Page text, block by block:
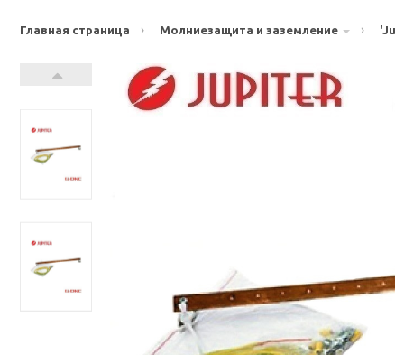
Главная страница › Молниезащита и заземление ›